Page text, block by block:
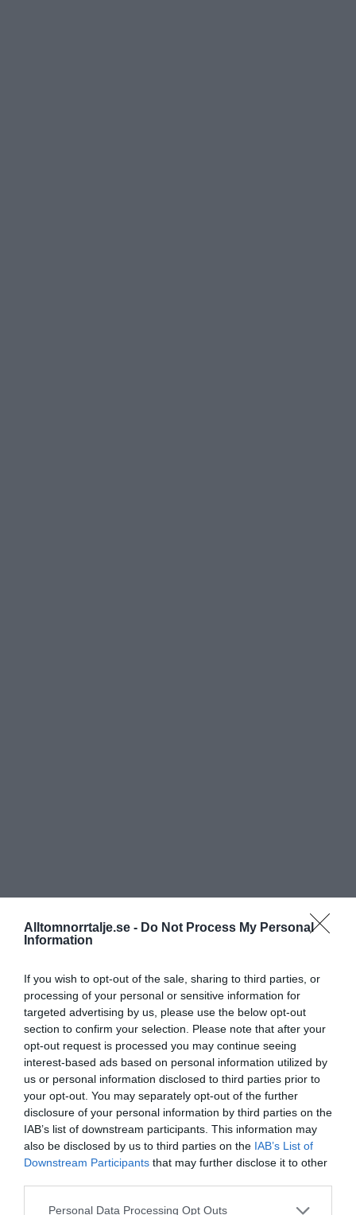
Alltomnorrtalje.se - Do Not Process My Personal
Information
If you wish to opt-out of the sale, sharing to third parties, or
processing of your personal or sensitive information for
targeted advertising by us, please use the below opt-out
section to confirm your selection. Please note that after your
opt-out request is processed you may continue seeing
interest-based ads based on personal information utilized by
us or personal information disclosed to third parties prior to
your opt-out. You may separately opt-out of the further
disclosure of your personal information by third parties on the
IAB’s list of downstream participants. This information may
also be disclosed by us to third parties on the IAB’s List of
Downstream Participants that may further disclose it to other
Personal Data Processing Opt Outs